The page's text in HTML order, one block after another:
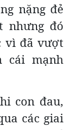
nặng đẻ
nhưng đó
vì đã vượt
cái mạnh
con đau,
các giai